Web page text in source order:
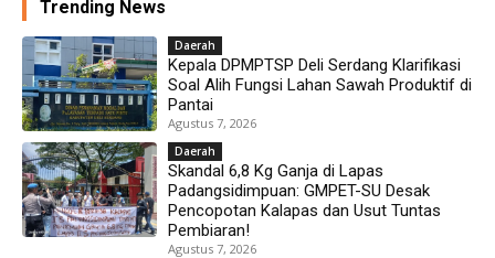
Trending News
Daerah
Kepala DPMPTSP Deli Serdang Klarifikasi
Soal Alih Fungsi Lahan Sawah Produktif di
Pantai
Agustus 7, 2026
Daerah
Skandal 6,8 Kg Ganja di Lapas
Padangsidimpuan: GMPET-SU Desak
Pencopotan Kalapas dan Usut Tuntas
Pembiaran!
Agustus 7, 2026